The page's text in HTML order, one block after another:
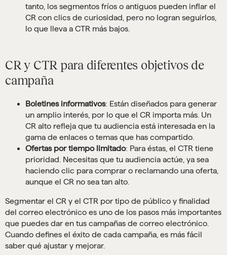
tanto, los segmentos fríos o antiguos pueden inflar el
CR con clics de curiosidad, pero no logran seguirlos,
lo que lleva a CTR más bajos.
CR y CTR para diferentes objetivos de
campaña
Boletines informativos: Están diseñados para generar
un amplio interés, por lo que el CR importa más. Un
CR alto refleja que tu audiencia está interesada en la
gama de enlaces o temas que has compartido.
Ofertas por tiempo limitado: Para éstas, el CTR tiene
prioridad. Necesitas que tu audiencia actúe, ya sea
haciendo clic para comprar o reclamando una oferta,
aunque el CR no sea tan alto.
Segmentar el CR y el CTR por tipo de público y finalidad
del correo electrónico es uno de los pasos más importantes
que puedes dar en tus campañas de correo electrónico.
Cuando defines el éxito de cada campaña, es más fácil
saber qué ajustar y mejorar.